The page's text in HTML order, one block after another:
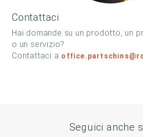
Contattaci
Hai domande su un prodotto, un
o un servizio?
Contattaci a
Seguici anche